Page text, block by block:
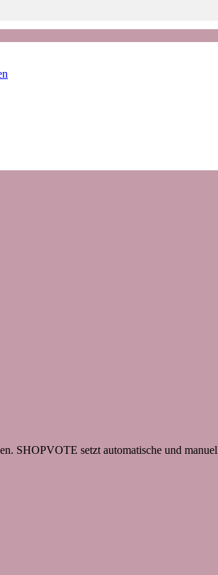
SHOPVOTE setzt automatische und